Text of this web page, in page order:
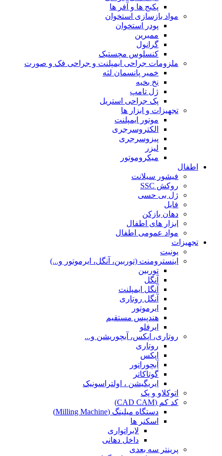
پکیج ها و آفر ها
مواد بازسازی استخوان
پودر استخوان
ممبرین
گرانول
کنسلوس مچستیک
ملزومات جراحی ایمپلنت و جراحی فک و صورت
خمیر پانسمان لثه
نخ بخیه
ژل تامپ
پک جراحی استریل
تجهیزات و ابزار ها
موتور ایمپلنت
الکتروسرجری
پیزوسرجری
لیزر
میکروموتور
اطفال
فیشور سیلانت
روکش SSC
ژل بی حسی
فایل
دهان بازکن
ابزار های اطفال
مواد عمومی اطفال
تجهیزات
یونیت
اینسترومنت (توربین، آنگل، ایرموتور و...)
توربین
آنگل
آنگل ایمپلنت
آنگل روتاری
ایرموتور
هندپیس مستقیم
ایرفلو
روتاری، اپکس، آبچوریشن و...
روتاری
اپکس
آبچوراتور
گوتاکاتر
ایریگیشن ، اولتراسونیک
اتوکلاو و پک
کد کم (CAD CAM)
دستگاه میلینگ (Milling Machine)
اسکنر ها
لابراتواری
داخل دهانی
پرینتر سه بعدی